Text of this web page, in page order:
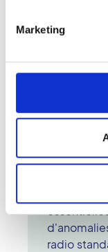
MarketingLe scanner
ionisants.
de
humain à
Même si
avant
femmes
radio